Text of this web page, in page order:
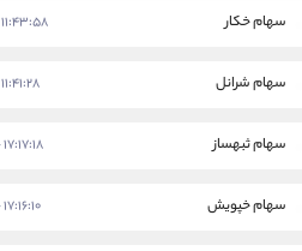
سهام خکار ۱۱:۴۳:۵۸ - ۲۸ شهریور ۱۴۰۱
سهام شرانل ۱۱:۴۱:۲۸ - ۲۸ شهریور ۱۴۰۱
سهام ثبهساز ۱۷:۱۷:۱۸ - ۲۳ شهریور ۱۴۰۱
سهام خپویش ۱۷:۱۶:۱۰ - ۲۳ شهریور ۱۴۰۱